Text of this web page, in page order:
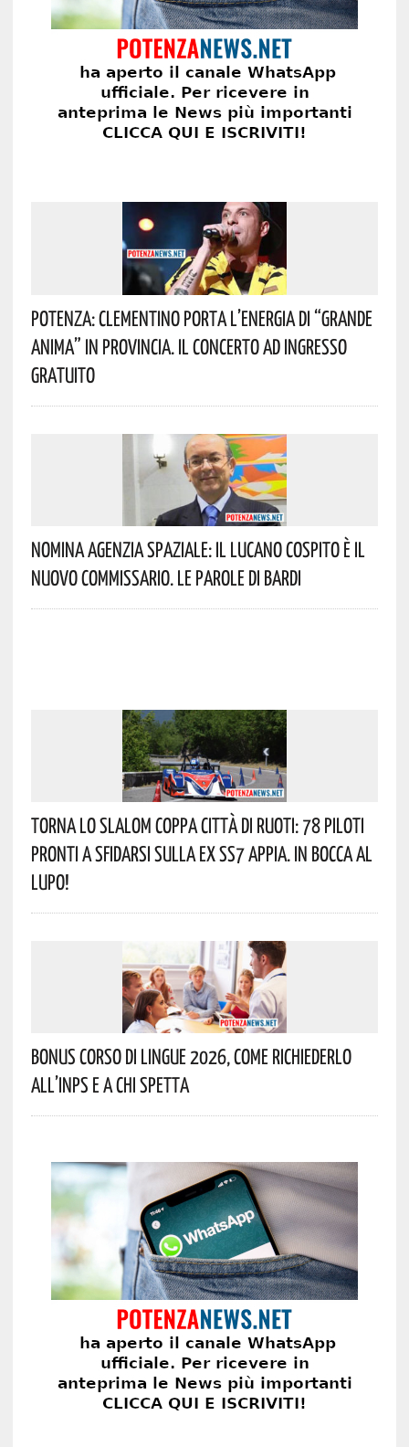
Potenza: Clementino Porta L’energia Di “Grande
Anima” In Provincia. Il Concerto Ad Ingresso
Gratuito
Nomina Agenzia Spaziale: Il Lucano Cospito È Il
Nuovo Commissario. Le Parole Di Bardi
Torna Lo Slalom Coppa Città Di Ruoti: 78 Piloti
Pronti A Sfidarsi Sulla Ex SS7 Appia. In Bocca Al
Lupo!
Bonus Corso Di Lingue 2026, Come Richiederlo
All’INPS E A Chi Spetta